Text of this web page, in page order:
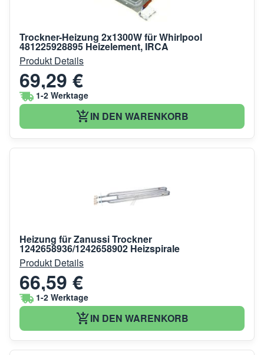
Trockner-Heizung 2x1300W für Whirlpool
481225928895 Heizelement, IRCA
Produkt Details
69,29 €
1-2 Werktage
IN DEN WARENKORB
Heizung für Zanussi Trockner
1242658936/1242658902 Heizspirale
Produkt Details
66,59 €
1-2 Werktage
IN DEN WARENKORB